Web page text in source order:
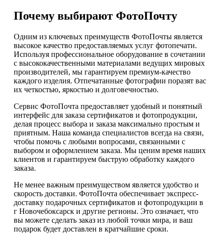
Почему выбирают ФотоПочту
Одним из ключевых преимуществ ФотоПочты является
высокое качество предоставляемых услуг фотопечати.
Используя профессиональное оборудование в сочетании
с высококачественными материалами ведущих мировых
производителей, мы гарантируем премиум-качество
каждого изделия. Отпечатанные фотографии поразят вас
их четкостью, яркостью и долговечностью.
Сервис ФотоПочта предоставляет удобный и понятный
интерфейс для заказа сертификатов и фотопродукции,
делая процесс выбора и заказа максимально простым и
приятным. Наша команда специалистов всегда на связи,
чтобы помочь с любыми вопросами, связанными с
выбором и оформлением заказа. Мы ценим время наших
клиентов и гарантируем быструю обработку каждого
заказа.
Не менее важным преимуществом является удобство и
скорость доставки. ФотоПочта обеспечивает экспресс-
доставку подарочных сертификатов и фотопродукции в
г Новочебоксарск и другие регионы. Это означает, что
вы можете сделать заказ из любой точки мира, и ваш
подарок будет доставлен в кратчайшие сроки.